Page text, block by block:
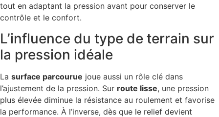
tout en adaptant la pression avant pour conserver le
contrôle et le confort.
L’influence du type de terrain sur
la pression idéale
La surface parcourue joue aussi un rôle clé dans
l’ajustement de la pression. Sur route lisse, une pression
plus élevée diminue la résistance au roulement et favorise
la performance. À l’inverse, dès que le relief devient